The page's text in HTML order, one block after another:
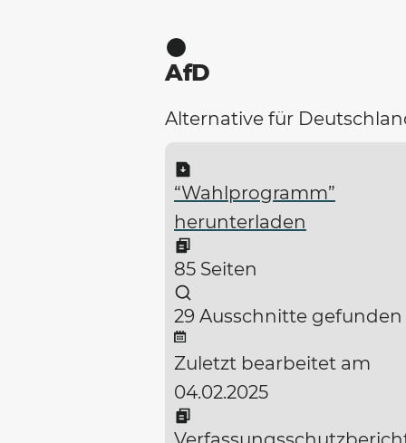
AfD
Alternative für
“Wahlprogramm”
herunterladen
85 Seiten
29 Ausschnitte gefunden
Zuletzt bearbeitet am
04.02.2025